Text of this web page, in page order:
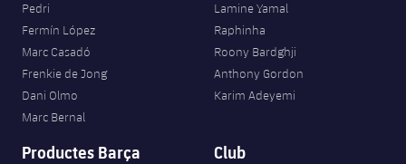
Pedri
Fermín López
Marc Casadó
Frenkie de Jong
Dani Olmo
Marc Bernal
Lamine Yamal
Raphinha
Roony Bardghji
Anthony Gordon
Karim Adeyemi
Productes Barça Club